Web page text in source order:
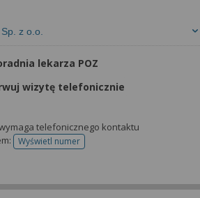
z o.o.
lekarza POZ
wizytę telefonicznie
telefonicznego kontaktu
Wyświetl numertelefonu do rejestracji